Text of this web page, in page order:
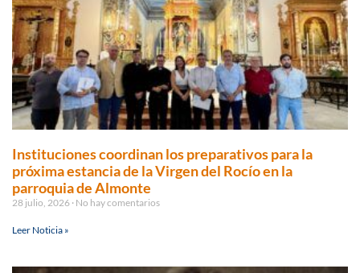
Instituciones coordinan los preparativos para la
próxima estancia de la Virgen del Rocío en la
parroquia de Almonte
28 julio, 2026 No hay comentarios
Leer Noticia »